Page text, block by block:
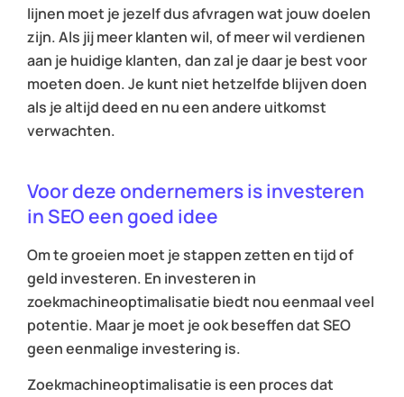
lijnen moet je jezelf dus afvragen wat jouw doelen
zijn. Als jij meer klanten wil, of meer wil verdienen
aan je huidige klanten, dan zal je daar je best voor
moeten doen. Je kunt niet hetzelfde blijven doen
als je altijd deed en nu een andere uitkomst
verwachten.
Voor deze ondernemers is investeren
in SEO een goed idee
Om te groeien moet je stappen zetten en tijd of
geld investeren. En investeren in
zoekmachineoptimalisatie biedt nou eenmaal veel
potentie. Maar je moet je ook beseffen dat SEO
geen eenmalige investering is.
Zoekmachineoptimalisatie is een proces dat